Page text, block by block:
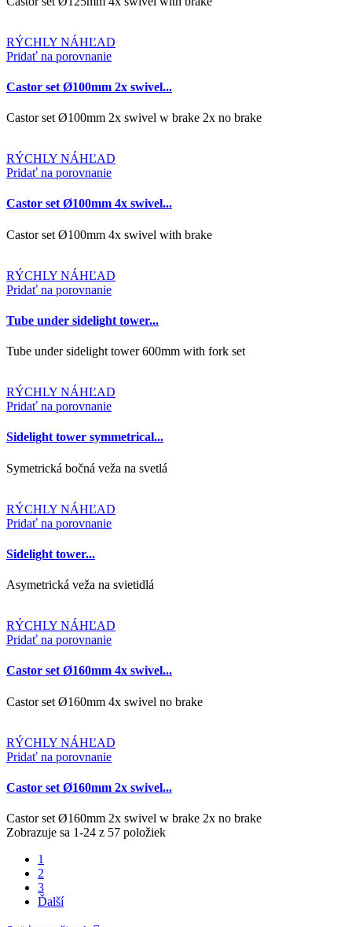
RÝCHLY NÁHĽAD
Pridať na porovnanie
Castor set Ø100mm 2x swivel...
Castor set Ø100mm 2x swivel w brake 2x no brake
RÝCHLY NÁHĽAD
Pridať na porovnanie
Castor set Ø100mm 4x swivel...
Castor set Ø100mm 4x swivel with brake
RÝCHLY NÁHĽAD
Pridať na porovnanie
Tube under sidelight tower...
Tube under sidelight tower 600mm with fork set
RÝCHLY NÁHĽAD
Pridať na porovnanie
Sidelight tower symmetrical...
Symetrická bočná veža na svetlá
RÝCHLY NÁHĽAD
Pridať na porovnanie
Sidelight tower...
Asymetrická veža na svietidlá
RÝCHLY NÁHĽAD
Pridať na porovnanie
Castor set Ø160mm 4x swivel...
Castor set Ø160mm 4x swivel no brake
RÝCHLY NÁHĽAD
Pridať na porovnanie
Castor set Ø160mm 2x swivel...
Castor set Ø160mm 2x swivel w brake 2x no brake
Zobrazuje sa 1-24 z 57 položiek
1
2
3
Ďalší